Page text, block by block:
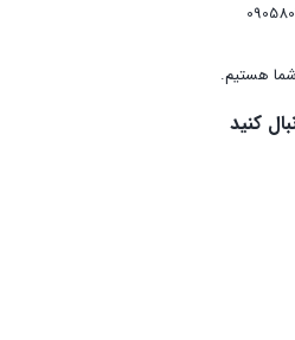
کنید